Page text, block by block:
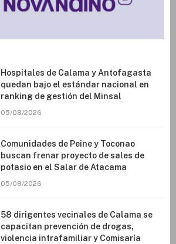
Hospitales de Calama y Antofagasta
quedan bajo el estándar nacional en
ranking de gestión del Minsal
05/08/2026
Comunidades de Peine y Toconao
buscan frenar proyecto de sales de
potasio en el Salar de Atacama
05/08/2026
58 dirigentes vecinales de Calama se
capacitan prevención de drogas,
violencia intrafamiliar y Comisaría